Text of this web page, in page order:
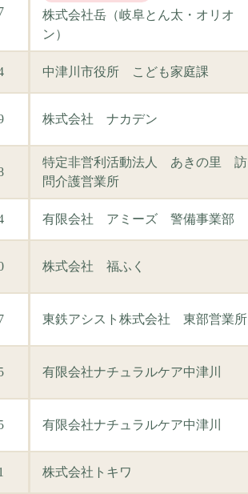
株式会社岳（岐阜とん太・オリオ
ン）
中津川市役所 こども家庭課
株式会社 ナカデン
特定非営利活動法人 あきの里 訪
問介護営業所
有限会社 アミーズ 警備事業部
株式会社 福ふく
東鉄アシスト株式会社 東部営業所
有限会社ナチュラルケア中津川
有限会社ナチュラルケア中津川
株式会社トキワ